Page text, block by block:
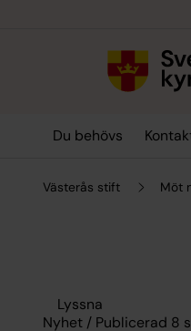
Du behövs
Västerås stift Möt
Lyssna
Nyhet / Publicerad 8